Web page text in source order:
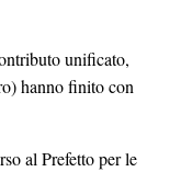
unificato,
hanno finito con
al Prefetto per le